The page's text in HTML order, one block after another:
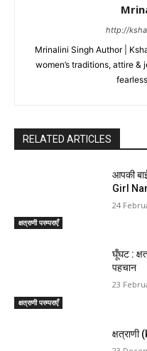
http://
Mrinalini Singh Author |
women’s traditions, attire
RELATED ARTICLES
क्षत्राणी परम्पराएँ
आपकी
Girl
24
क्षत्राणी परम्पराएँ
घूँघट :
पहचान
23